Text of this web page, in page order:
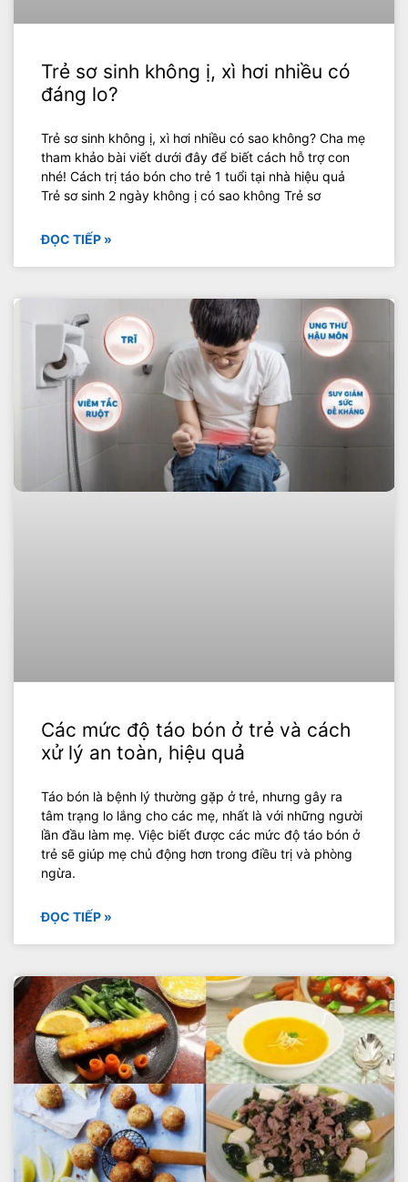
Trẻ sơ sinh không ị, xì hơi nhiều có
đáng lo?
Trẻ sơ sinh không ị, xì hơi nhiều có sao không? Cha mẹ
tham khảo bài viết dưới đây để biết cách hỗ trợ con
nhé! Cách trị táo bón cho trẻ 1 tuổi tại nhà hiệu quả
Trẻ sơ sinh 2 ngày không ị có sao không Trẻ sơ
ĐỌC TIẾP »
Các mức độ táo bón ở trẻ và cách
xử lý an toàn, hiệu quả
Táo bón là bệnh lý thường gặp ở trẻ, nhưng gây ra
tâm trạng lo lắng cho các mẹ, nhất là với những người
lần đầu làm mẹ. Việc biết được các mức độ táo bón ở
trẻ sẽ giúp mẹ chủ động hơn trong điều trị và phòng
ngừa.
ĐỌC TIẾP »